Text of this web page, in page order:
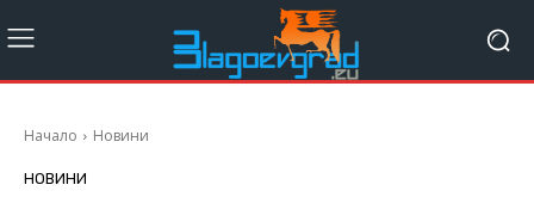
Начало Новини
НОВИНИ